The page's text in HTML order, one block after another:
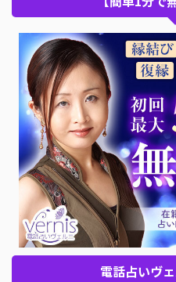
電話占いヴ